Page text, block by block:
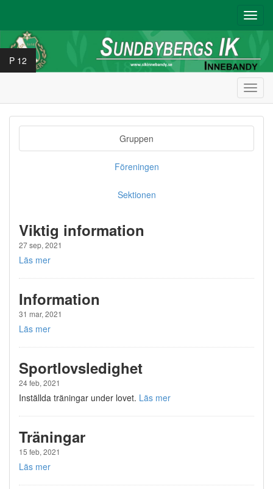
P 12
Gruppen
Föreningen
Sektionen
Viktig information
27 sep, 2021
Läs mer
Information
31 mar, 2021
Läs mer
Sportlovsledighet
24 feb, 2021
Inställda träningar under lovet. Läs mer
Träningar
15 feb, 2021
Läs mer